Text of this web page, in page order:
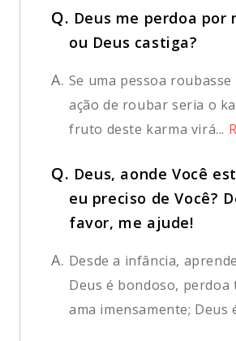
Q. Deus me perdoa por
ou Deus castiga?
A. Se uma pessoa roubasse
ação de roubar seria o
fruto deste karma virá...
Q. Deus, aonde Você
eu preciso de Você?
favor, me ajude!
A. Desde a infância,
Deus é bondoso, perdoa
ama imensamente; Deus